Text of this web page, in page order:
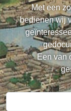
Met een
bedienen wij
Een van